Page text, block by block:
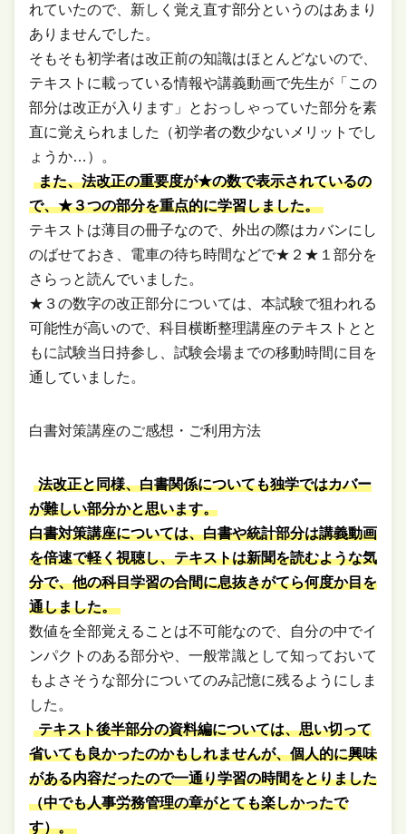
れていたので、新しく覚え直す部分というのはあまり
ありませんでした。
そもそも初学者は改正前の知識はほとんどないので、
テキストに載っている情報や講義動画で先生が「この
部分は改正が入ります」とおっしゃっていた部分を素
直に覚えられました（初学者の数少ないメリットでし
ょうか…）。
また、法改正の重要度が★の数で表示されているの
で、★３つの部分を重点的に学習しました。
テキストは薄目の冊子なので、外出の際はカバンにし
のばせておき、電車の待ち時間などで★２★１部分を
さらっと読んでいました。
★３の数字の改正部分については、本試験で狙われる
可能性が高いので、科目横断整理講座のテキストとと
もに試験当日持参し、試験会場までの移動時間に目を
通していました。
白書対策講座のご感想・ご利用方法
法改正と同様、白書関係についても独学ではカバー
が難しい部分かと思います。
白書対策講座については、白書や統計部分は講義動画
を倍速で軽く視聴し、テキストは新聞を読むような気
分で、他の科目学習の合間に息抜きがてら何度か目を
通しました。
数値を全部覚えることは不可能なので、自分の中でイ
ンパクトのある部分や、一般常識として知っておいて
もよさそうな部分についてのみ記憶に残るようにしま
した。
テキスト後半部分の資料編については、思い切って
省いても良かったのかもしれませんが、個人的に興味
がある内容だったので一通り学習の時間をとりました
（中でも人事労務管理の章がとても楽しかったで
す）。